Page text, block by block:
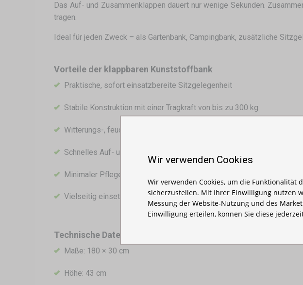
Das Auf- und Zusammenklappen dauert nur wenige Sekunden.
tragen.
Ideal für jeden Zweck – als Gartenbank, Campingbank, zusätzliche
Vorteile der klappbaren Kunststoffbank
Praktische, sofort einsatzbereite Sitzgelegenheit
Stabile Konstruktion mit einer Tragkraft von bis zu 300 kg
Witterungs-, feuchtigkeits- und UV-beständige Oberfläche
Schnelles Auf- und Zusammenklappen
Minimaler Pflegeaufwand und lange Lebensdauer
Vielseitig einsetzbar – für Innen- und Außenbereiche
Technische Daten
Maße: 180 × 30 cm
Höhe: 43 cm
Wir verwenden Cookies
Wir verwenden Cookies, um die Funktionalität
sicherzustellen. Mit Ihrer Einwilligung nutzen
Messung der Website-Nutzung und des
Einwilligung erteilen, können Sie diese